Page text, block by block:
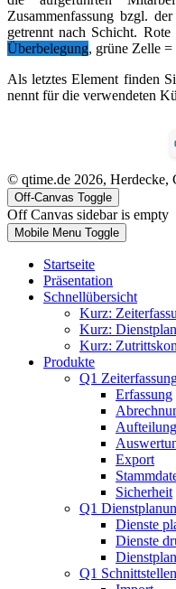
Zusammenfassung bzgl.
getrennt nach Schicht.
Überbelegung, grüne Zelle =
Als letztes Element finden
nennt für die verwendeten
© qtime.de 2026, Herdecke,
Off-Canvas Toggle
Off Canvas sidebar is empty
Mobile Menu Toggle
Startseite
Präsentation
Schnellübersicht
Kurz:
Kurz:
Kurz:
Produkte
Q1
Erfassung
Aufteilung
Export
Sicherheit
Q1
Dienste
Dienste
Q1 Schnittstellen